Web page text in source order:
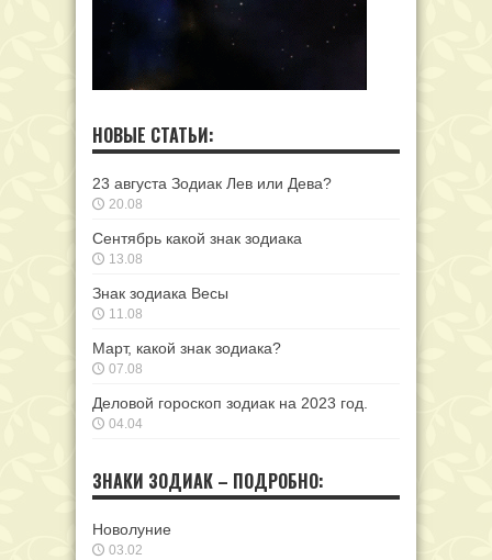
НОВЫЕ СТАТЬИ:
23 августа Зодиак Лев или Дева?
20.08
Сентябрь какой знак зодиака
13.08
Знак зодиака Весы
11.08
Март, какой знак зодиака?
07.08
Деловой гороскоп зодиак на 2023 год.
04.04
ЗНАКИ ЗОДИАК – ПОДРОБНО:
Новолуние
03.02